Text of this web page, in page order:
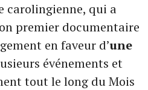
carolingienne, qui a
premier documentaire
en faveur d’une
événements et
tout le long du Mois